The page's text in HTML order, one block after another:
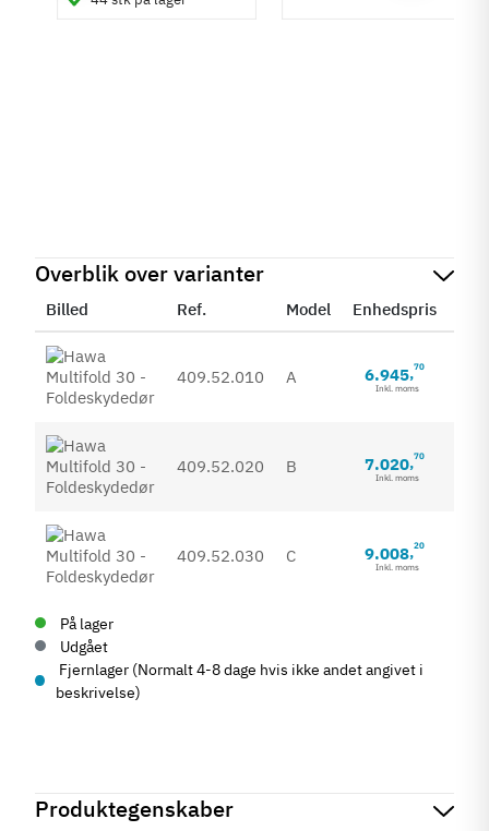
Overblik over varianter
Billed Ref. Model Enhedspris
409.52.010 A 6.945,70
Inkl. moms
409.52.020 B 7.020,70
Inkl. moms
409.52.030 C 9.008,20
Inkl. moms
På lager
Udgået
Fjernlager (Normalt 4-8 dage hvis ikke andet angivet i
beskrivelse)
Produktegenskaber